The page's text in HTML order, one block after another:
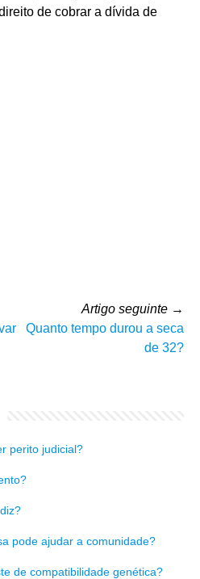
de cobrar a dívida de
Artigo seguinte →
Quanto tempo durou a seca
de 32?
perito judicial?
pode ajudar a comunidade?
de compatibilidade genética?